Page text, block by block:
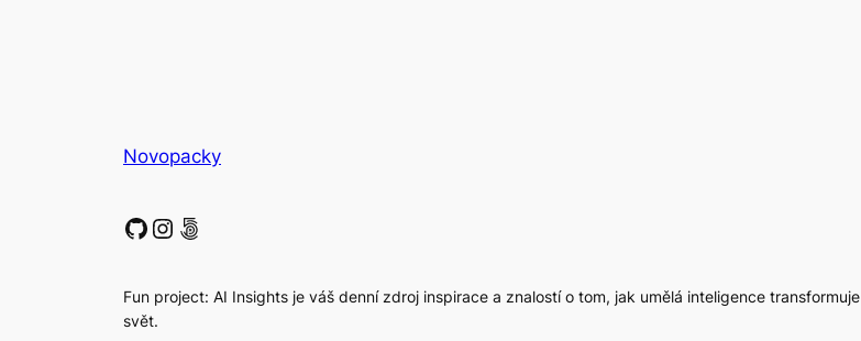
Novopacky
GitHub Instagram 500px
Fun project: AI Insights je váš denní zdroj inspirace a znalostí o tom, jak umělá inteligence transformuje
svět.